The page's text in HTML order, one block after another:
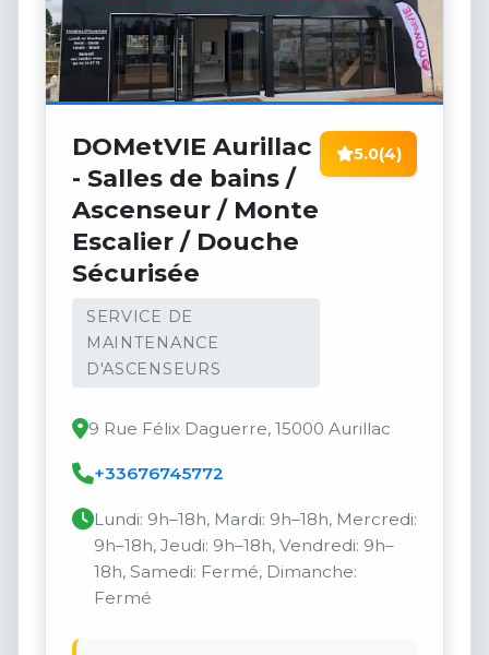
DOMetVIE Aurillac
- Salles de bains /
Ascenseur / Monte
Escalier / Douche
Sécurisée
SERVICE DE
MAINTENANCE
D'ASCENSEURS
5.0(4)
9 Rue Félix Daguerre, 15000 Aurillac
+33676745772
Lundi: 9h–18h, Mardi: 9h–18h, Mercredi:
9h–18h, Jeudi: 9h–18h, Vendredi: 9h–
18h, Samedi: Fermé, Dimanche:
Fermé